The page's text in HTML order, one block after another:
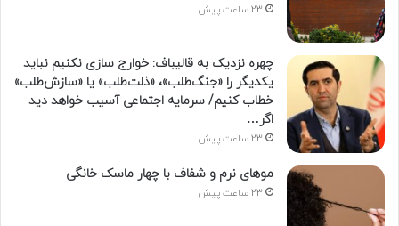
23 ساعت پیش
چهره نزدیک به قالیباف: خوارج سازی نکنیم نباید
یکدیگر را «جنگ‌طلب»، «ذلت‌طلب» یا «سازش‌طلب»
خطاب کنیم/ سرمایه اجتماعی آسیب خواهد دید
اگر…
23 ساعت پیش
موهای نرم و شفاف با چهار ماسک خانگی
23 ساعت پیش